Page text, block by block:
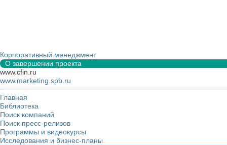
Корпоративный менеджмент
О завершении проекта
www.cfin.ru
www.marketing.spb.ru
Главная
Библиотека
Поиск компаний
Поиск пресс-релизов
Программы и видеокурсы
Исследования и бизнес-планы